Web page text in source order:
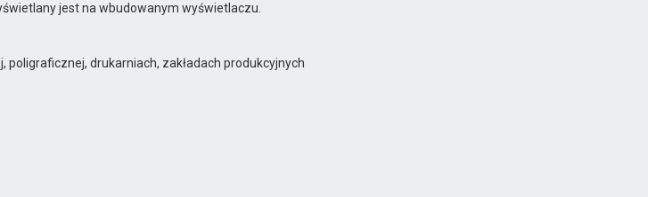
jest na wbudowanym wyświetlaczu.
drukarniach, zakładach produkcyjnych